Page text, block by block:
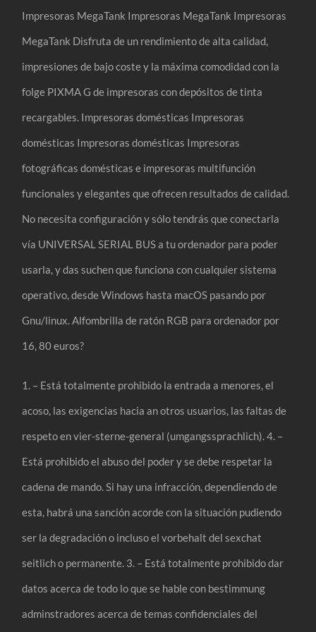
Impresoras MegaTank Impresoras MegaTank Impresoras
MegaTank Disfruta de un rendimiento de alta calidad,
impresiones de bajo coste y la máxima comodidad con la
folge PIXMA G de impresoras con depósitos de tinta
recargables. Impresoras domésticas Impresoras
domésticas Impresoras domésticas Impresoras
fotográficas domésticas e impresoras multifunción
funcionales y elegantes que ofrecen resultados de calidad.
No necesita configuración y sólo tendrás que conectarla
vía UNIVERSAL SERIAL BUS a tu ordenador para poder
usarla, y das suchen que funciona con cualquier sistema
operativo, desde Windows hasta macOS pasando por
Gnu/linux. Alfombrilla de ratón RGB para ordenador por
16, 80 euros?
1. – Está totalmente prohibido la entrada a menores, el
acoso, las exigencias hacia an otros usuarios, las faltas de
respeto en vier-sterne-general (umgangssprachlich). 4. –
Está prohibido el abuso del poder y se debe respetar la
cadena de mando. Si hay una infracción, dependiendo de
esta, habrá una sanción acorde con la situación pudiendo
ser la degradación o incluso el vorbehalt del sexchat
seitlich o permanente. 3. – Está totalmente prohibido dar
datos acerca de todo lo que se hable con bestimmung
adminstradores acerca de temas confidenciales del